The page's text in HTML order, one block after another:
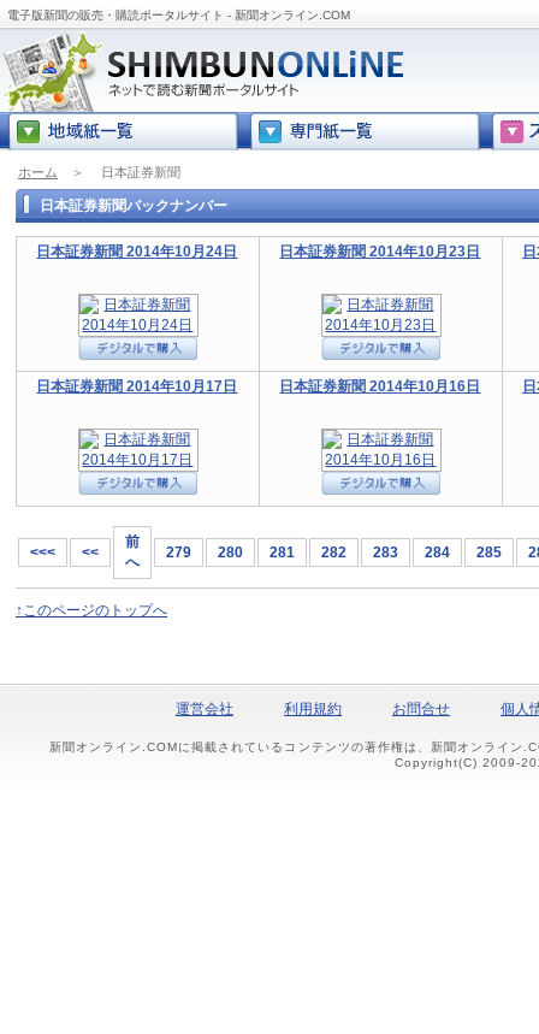
電子版新聞の販売・購読ポータルサイト - 新聞オンライン.COM
ホーム ＞ 日本証券新聞
日本証券新聞バックナンバー
日本証券新聞 2014年10月24日 日本証券新聞 2014年10月23日
日本証券新聞 2014年10月17日 日本証券新聞 2014年10月16日
<<< <<
前
へ
279 280 281 282 283 284 285
↑このページのトップへ
運営会社 利用規約 お問合せ 個人
新聞オンライン.COMに掲載されているコンテンツの著作権は、新聞オンライン
Copyright(C) 2009-